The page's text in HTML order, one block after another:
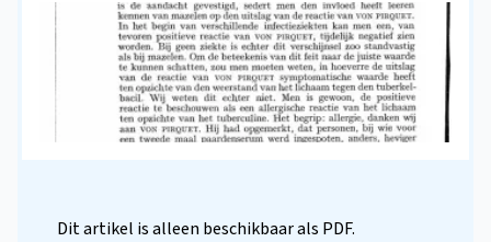
Dit artikel is alleen beschikbaar als PDF.